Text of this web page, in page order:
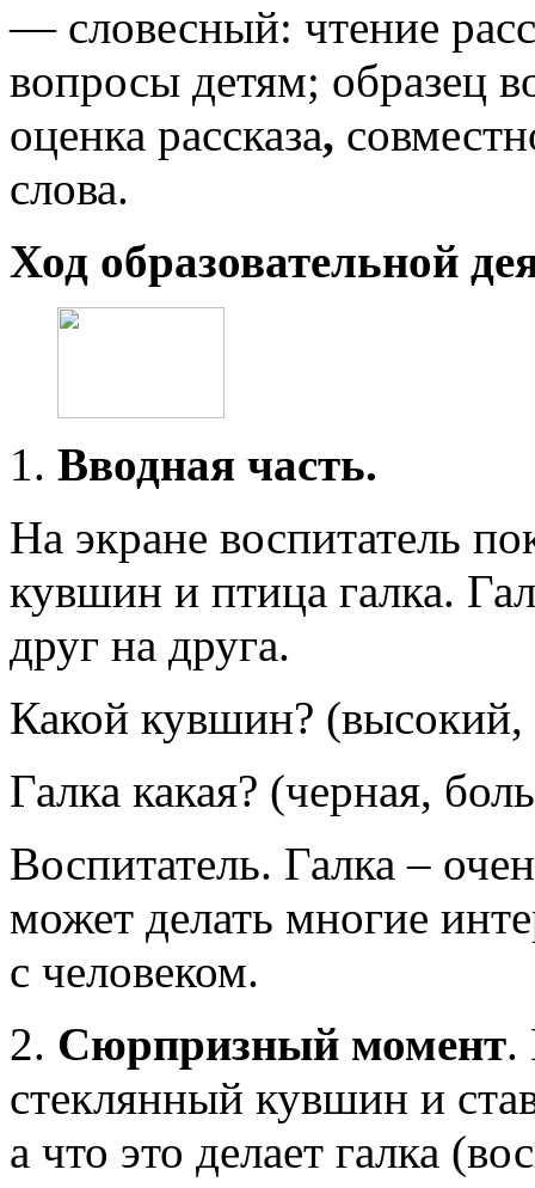
— словесный: чтение
вопросы детям; образец
оценка рассказа,
слова.
Ход образовательной
1. Вводная часть.
На экране воспитатель
кувшин и птица галка.
друг на друга.
Какой кувшин?
Галка какая? (черная,
Воспитатель. Галка –
может делать многие
с человеком.
2. Сюрпризный момент.
стеклянный кувшин и
а что это делает галка